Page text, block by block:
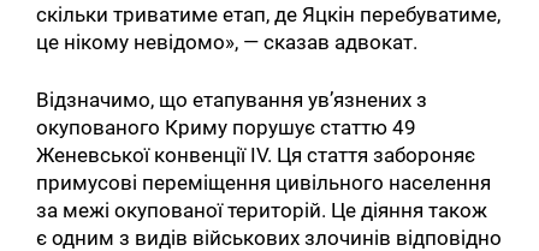
скільки триватиме етап, де Яцкін перебуватиме,
це нікому невідомо», — сказав адвокат.
Відзначимо, що етапування ув’язнених з
окупованого Криму порушує статтю 49
Женевської конвенції IV. Ця стаття забороняє
примусові переміщення цивільного населення
за межі окупованої територій. Це діяння також
є одним з видів військових злочинів відповідно